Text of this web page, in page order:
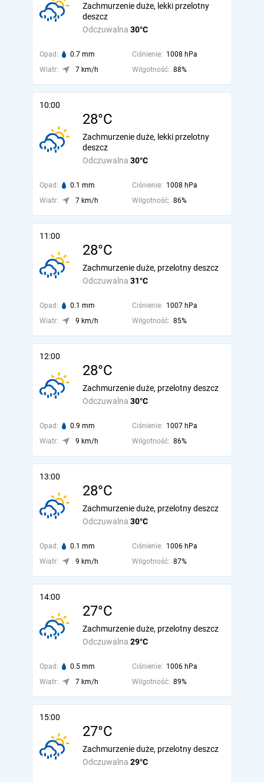
Odczuwalna 30°C
Zachmurzenie duże, lekki przelotny
deszcz
Opad: 0.7 mm Ciśnienie: 1008 hPa
Wiatr:
7 km/h Wilgotność: 88%
10:00
28°C
Odczuwalna 30°C
Zachmurzenie duże, lekki przelotny
deszcz
Opad: 0.1 mm Ciśnienie: 1008 hPa
Wiatr:
7 km/h Wilgotność: 86%
11:00
28°C
Odczuwalna 31°C
Zachmurzenie duże, przelotny deszcz
Opad: 0.1 mm Ciśnienie: 1007 hPa
Wiatr:
9 km/h Wilgotność: 85%
12:00
28°C
Odczuwalna 30°C
Zachmurzenie duże, przelotny deszcz
Opad: 0.9 mm Ciśnienie: 1007 hPa
Wiatr:
9 km/h Wilgotność: 86%
13:00
28°C
Odczuwalna 30°C
Zachmurzenie duże, przelotny deszcz
Opad: 0.1 mm Ciśnienie: 1006 hPa
Wiatr:
9 km/h Wilgotność: 87%
14:00
27°C
Odczuwalna 29°C
Zachmurzenie duże, przelotny deszcz
Opad: 0.5 mm Ciśnienie: 1006 hPa
Wiatr:
7 km/h Wilgotność: 89%
15:00
27°C
Odczuwalna 29°C
Zachmurzenie duże, przelotny deszcz